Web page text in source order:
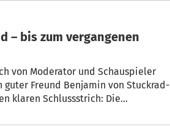
von Moderator und Schauspieler
Freund Benjamin von Stuckrad-
gegen ihren Ex-Ehemann Ulmen.